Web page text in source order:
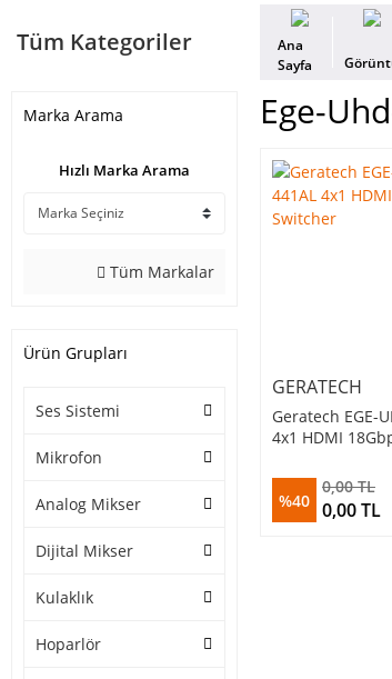
Tüm Kategoriler
Ana
Sayfa
Marka Arama
Hızlı Marka Arama
Tüm Markalar
Ürün Grupları
Ses Sistemi
Mikrofon
Analog Mikser
Dijital Mikser
Kulaklık
Hoparlör
Ege-
GERATECH
Geratech EGE-
4x1 HDMI
%40
0,00 TL
0,00 TL